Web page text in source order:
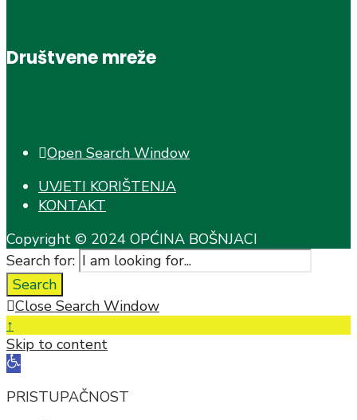
Društvene mreže
Open Search Window
UVJETI KORIŠTENJA
KONTAKT
Copyright © 2024 OPĆINA BOŠNJACI
Search for:
Search
Close Search Window
↑
Skip to content
Open
PRISTUPAČNOST